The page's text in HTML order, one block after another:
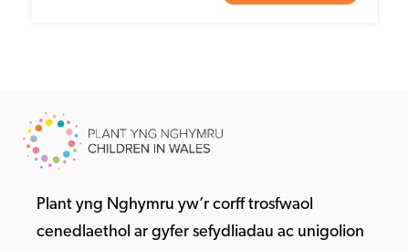
Plant yng Nghymru yw’r corff trosfwaol
cenedlaethol ar gyfer sefydliadau ac unigolion